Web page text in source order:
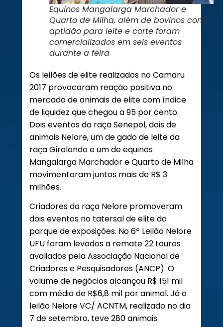
Equinos Mangalarga Marchador e
Quarto de Milha, além de bovinos com
aptidão para leite e corte foram
comercializados em seis eventos
durante a feira
Os leilões de elite realizados no Camaru
2017 provocaram reação positiva no
mercado de animais de elite com índice
de liquidez que chegou a 95 por cento.
Dois eventos da raça Senepol, dois de
animais Nelore, um de gado de leite da
raça Girolando e um de equinos
Mangalarga Marchador e Quarto de Milha
movimentaram juntos mais de R$ 3
milhões.
Criadores da raça Nelore promoveram
dois eventos no tatersal de elite do
parque de exposições. No 6º Leilão Nelore
UFU foram levados a remate 22 touros
avaliados pela Associação Nacional de
Criadores e Pesquisadores (ANCP). O
volume de negócios alcançou R$ 151 mil
com média de R$6,8 mil por animal. Já o
leilão Nelore VC/ ACNTM, realizado no dia
7 de setembro, teve 280 animais